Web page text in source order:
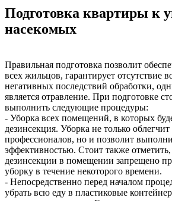
Подготовка квартиры к
насекомых
Правильная подготовка позволит
всех жильцов, гарантирует отсутствие
негативных последствий обработки,
является отравление. При подготовке
выполнить следующие процедуры:
- Уборка всех помещений, в которых
дезинсекция. Уборка не только облегчит
профессионалов, но и позволит
эффективностью. Стоит также отметить,
дезинсекции в помещении запрещено
уборку в течение некоторого времени.
- Непосредственно перед началом
убрать всю еду в пластиковые